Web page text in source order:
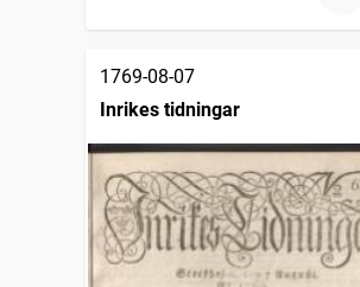
1769-08-07
Inrikes tidningar